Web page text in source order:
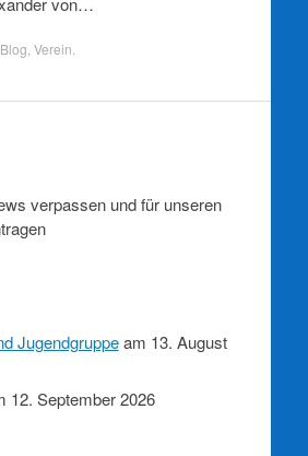
Blog Verein
verpassen und für unseren
Jugendgruppeam 13. August
12. September 2026